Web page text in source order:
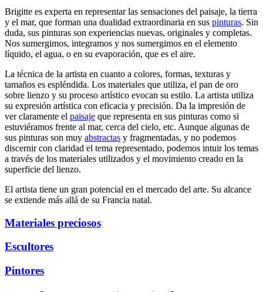
Brigitte es experta en representar las sensaciones del paisaje, la tierra
y el mar, que forman una dualidad extraordinaria en sus pinturas. Sin
duda, sus pinturas son experiencias nuevas, originales y completas.
Nos sumergimos, integramos y nos sumergimos en el elemento
líquido, el agua, o en su evaporación, que es el aire.
La técnica de la artista en cuanto a colores, formas, texturas y
tamaños es espléndida. Los materiales que utiliza, el pan de oro
sobre lienzo y su proceso artístico evocan su estilo. La artista utiliza
su expresión artística con eficacia y precisión. Da la impresión de
ver claramente el paisaje que representa en sus pinturas como si
estuviéramos frente al mar, cerca del cielo, etc. Aunque algunas de
sus pinturas son muy abstractas y fragmentadas, y no podemos
discernir con claridad el tema representado, podemos intuir los temas
a través de los materiales utilizados y el movimiento creado en la
superficie del lienzo.
El artista tiene un gran potencial en el mercado del arte. Su alcance
se extiende más allá de su Francia natal.
Materiales preciosos
Escultores
Pintores